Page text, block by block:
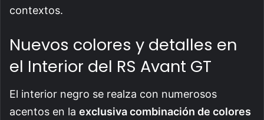
contextos.
Nuevos colores y detalles en
el Interior del RS Avant GT
El interior negro se realza con numerosos
acentos en la exclusiva combinación de colores